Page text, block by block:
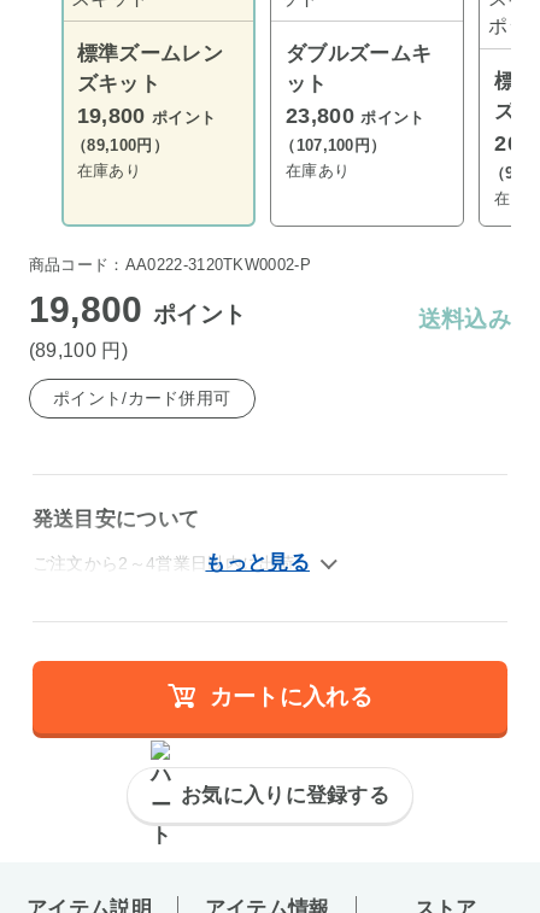
標準ズームレン
ズキット
19,800ポイント
（89,100円）
在庫あり
ダブルズームキ
ット
23,800ポイント
（107,100円）
在庫あり
標
ズ
イ
プ
（
在庫
商品コード：AA0222-3120TKW0002-P
19,800ポイント
(89,100 円 )
送料込み
ポイント/カード併用可
発送目安について
ご注文から2～4営業日以内に出荷
カートに入れる
お気に入りに登録する